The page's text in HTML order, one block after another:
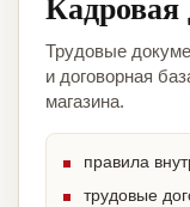
Трудовые
и договорная
магазина.
правила
трудовые